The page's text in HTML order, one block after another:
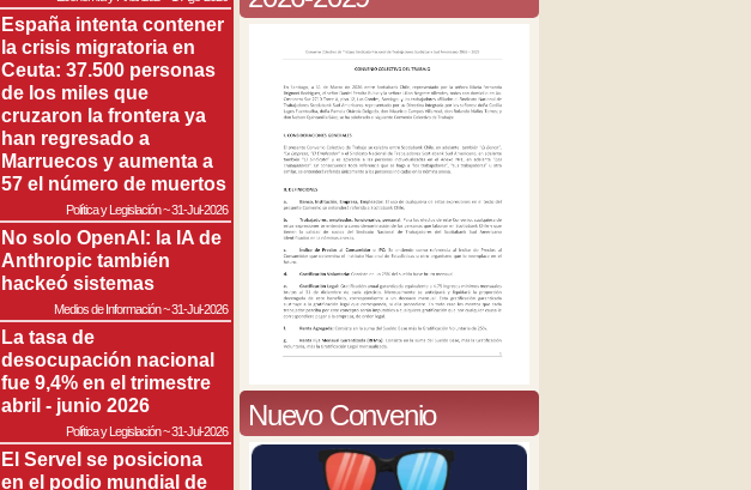
España intenta contener
la crisis migratoria en
Ceuta: 37.500 personas
de los miles que
cruzaron la frontera ya
han regresado a
Marruecos y aumenta a
57 el número de muertos
Política y Legislación~31-Jul-2026
No solo OpenAI: la IA de
Anthropic también
hackeó sistemas
Medios de Información~31-Jul-2026
La tasa de
desocupación nacional
fue 9,4% en el trimestre
abril - junio 2026
Política y Legislación~31-Jul-2026
El Servel se posiciona
en el podio mundial de
Nuevo Convenio